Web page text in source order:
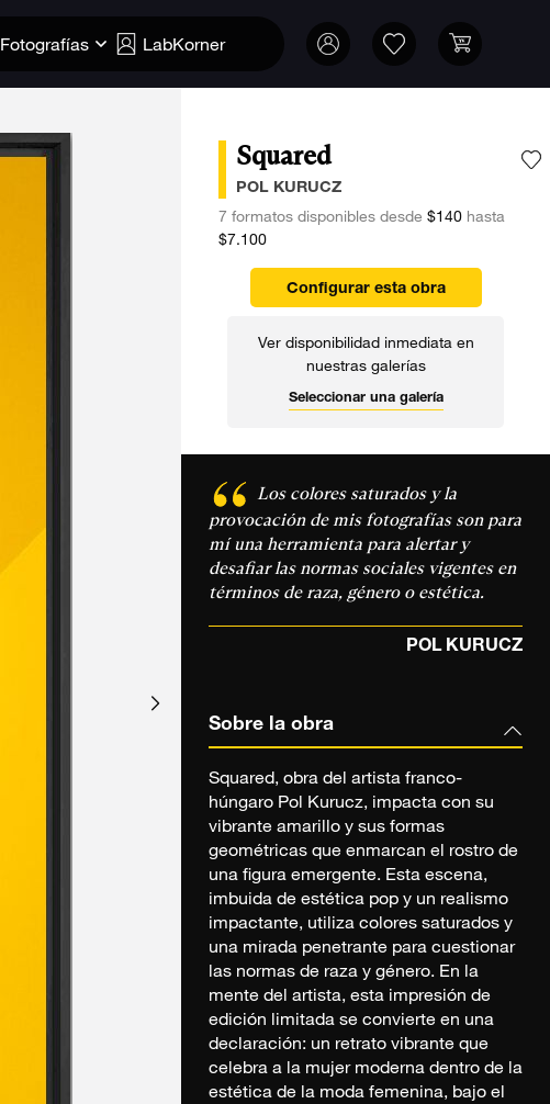
Fotografías LabKorner
Squared
POL KURUCZ
7 formatos disponibles desde $140hasta
$7.100
Configurar esta obra
Ver disponibilidad inmediata en
nuestras galerías
Seleccionar una galería
Los colores saturados y la
provocación de mis fotografías son para
mí una herramienta para alertar y
desafiar las normas sociales vigentes en
términos de raza, género o estética.
POL KURUCZ
Sobre la obra
Squared, obra del artista franco-
húngaro Pol Kurucz, impacta con su
vibrante amarillo y sus formas
geométricas que enmarcan el rostro de
una figura emergente. Esta escena,
imbuida de estética pop y un realismo
impactante, utiliza colores saturados y
una mirada penetrante para cuestionar
las normas de raza y género. En la
mente del artista, esta impresión de
edición limitada se convierte en una
declaración: un retrato vibrante que
celebra a la mujer moderna dentro de la
estética de la moda femenina, bajo el